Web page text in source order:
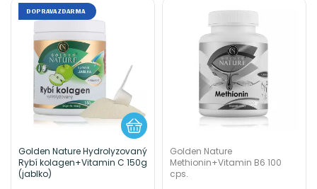
DOPRAVA ZDARMA
Golden Nature Hydrolyzovaný
Rybí kolagen+Vitamin C 150g
(jablko)
Golden Nature
Methionin+Vitamin B6 100
cps.